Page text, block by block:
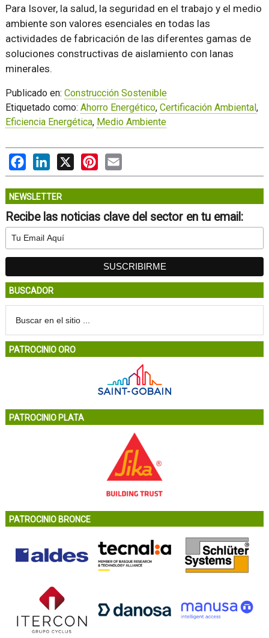
Para Isover, la salud, la seguridad en el trabajo y el medio
ambiente son valores esenciales en todas las
actividades de fabricación de las diferentes gamas de
soluciones constructivas de aislamiento con lanas
minerales.
Publicado en: Construcción Sostenible
Etiquetado como: Ahorro Energético, Certificación Ambiental,
Eficiencia Energética, Medio Ambiente
FacebookLinkedIn
X PinterestEmail
NEWSLETTER
Recibe las noticias clave del sector en tu email:
BUSCADOR
PATROCINIO ORO
PATROCINIO PLATA
PATROCINIO BRONCE